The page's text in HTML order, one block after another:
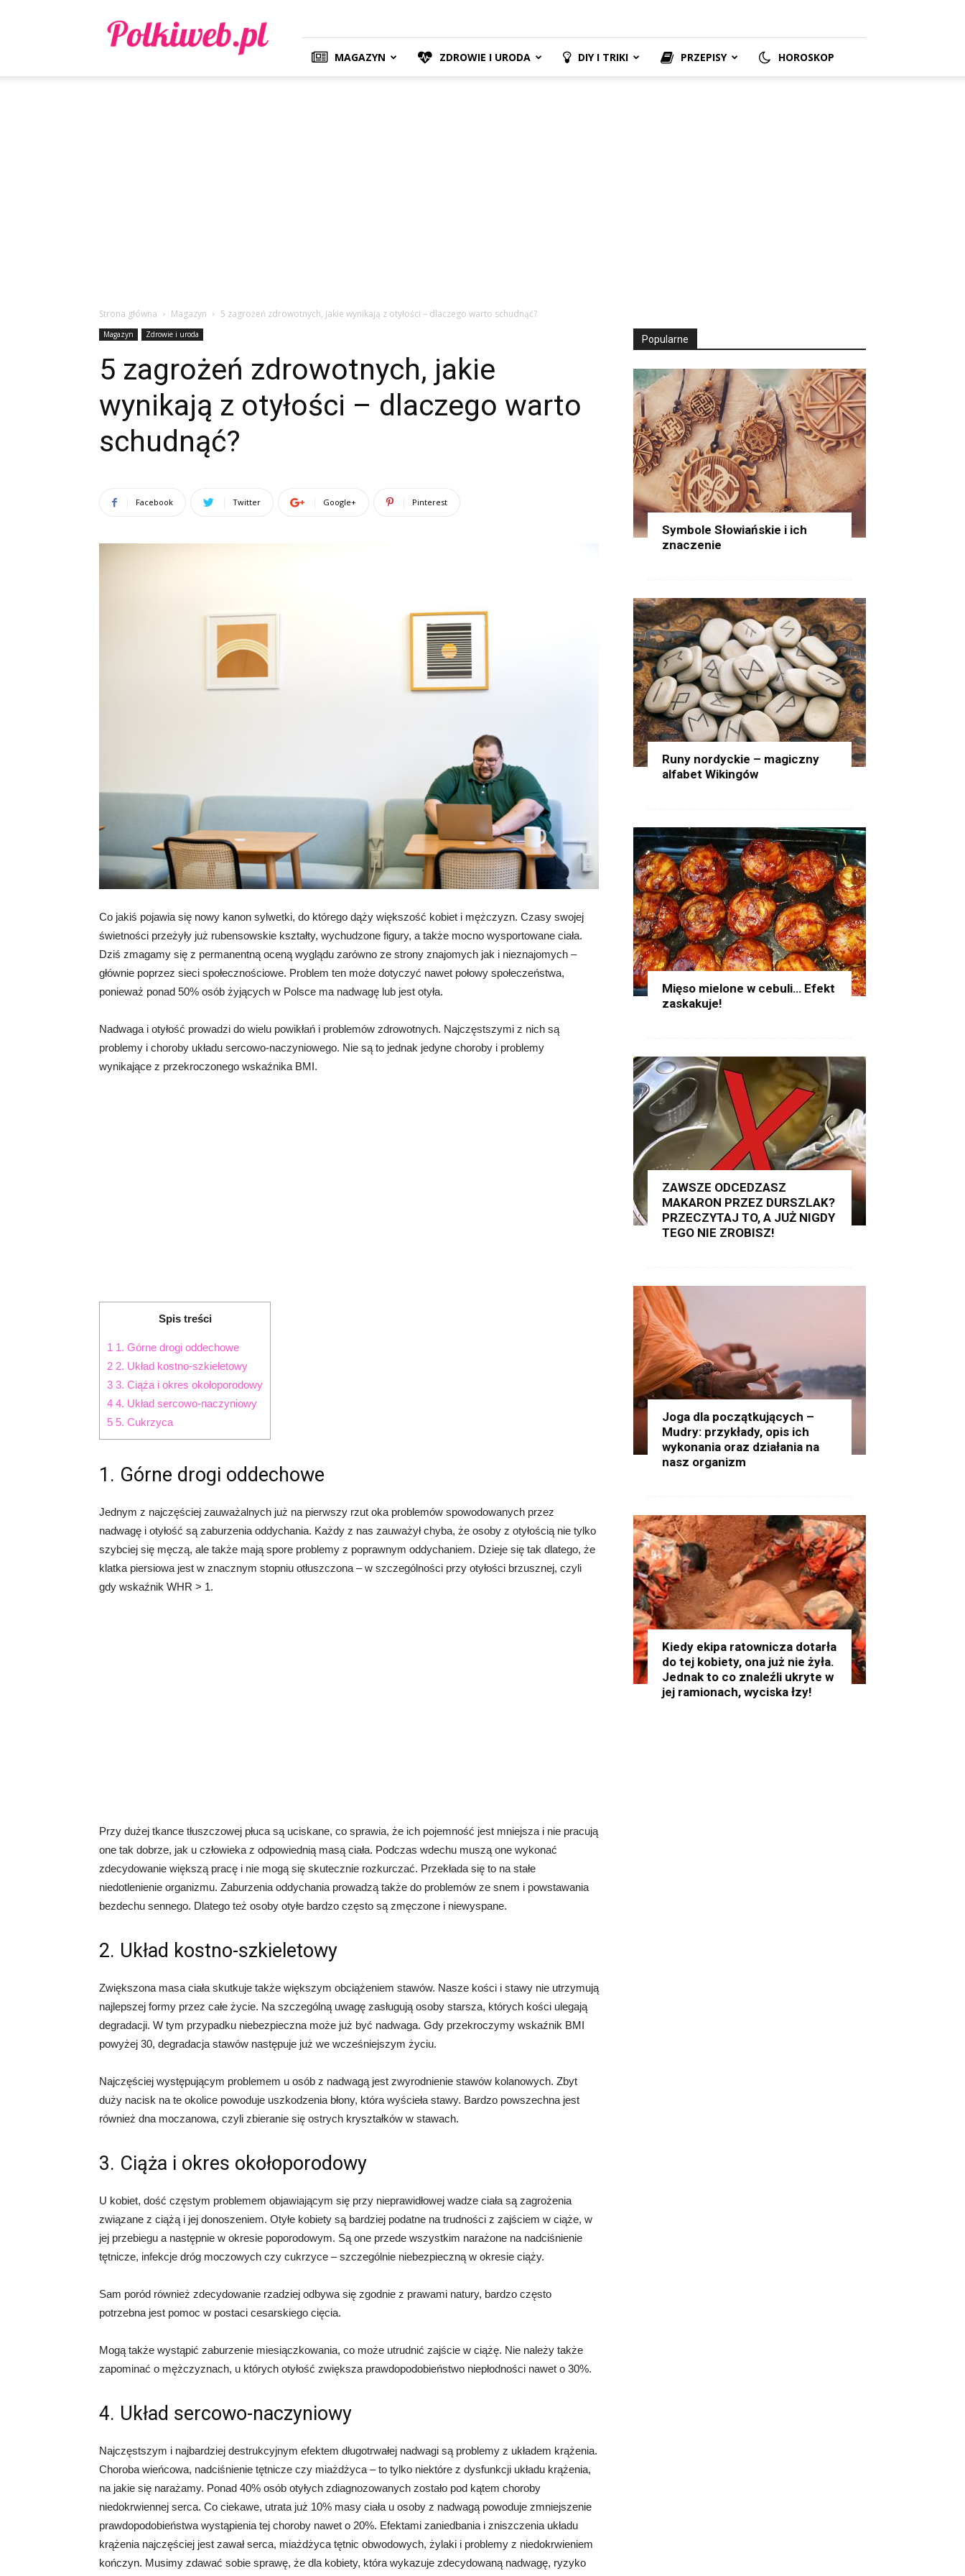
MAGAZYN ZDROWIE I URODA DIY I TRIKI PRZEPISY HOROSKOP
Strona główna Magazyn 5 zagrożeń zdrowotnych, jakie wynikają z otyłości – dlaczego warto schudnąć?
Magazyn Zdrowie i uroda
5 zagrożeń zdrowotnych, jakie
wynikają z otyłości – dlaczego warto
schudnąć?
Facebook Twitter Google+ Pinterest
Co jakiś pojawia się nowy kanon sylwetki, do którego dąży większość kobiet i mężczyzn. Czasy swojej
świetności przeżyły już rubensowskie kształty, wychudzone figury, a także mocno wysportowane ciała.
Dziś zmagamy się z permanentną oceną wyglądu zarówno ze strony znajomych jak i nieznajomych –
głównie poprzez sieci społecznościowe. Problem ten może dotyczyć nawet połowy społeczeństwa,
ponieważ ponad 50% osób żyjących w Polsce ma nadwagę lub jest otyła.
Nadwaga i otyłość prowadzi do wielu powikłań i problemów zdrowotnych. Najczęstszymi z nich są
problemy i choroby układu sercowo-naczyniowego. Nie są to jednak jedyne choroby i problemy
wynikające z przekroczonego wskaźnika BMI.
Spis treści
1 1. Górne drogi oddechowe
2 2. Układ kostno-szkieletowy
3 3. Ciąża i okres okołoporodowy
4 4. Układ sercowo-naczyniowy
5 5. Cukrzyca
1. Górne drogi oddechowe
Jednym z najczęściej zauważalnych już na pierwszy rzut oka problemów spowodowanych przez
nadwagę i otyłość są zaburzenia oddychania. Każdy z nas zauważył chyba, że osoby z otyłością nie tylko
szybciej się męczą, ale także mają spore problemy z poprawnym oddychaniem. Dzieje się tak dlatego, że
klatka piersiowa jest w znacznym stopniu otłuszczona – w szczególności przy otyłości brzusznej, czyli
gdy wskaźnik WHR > 1.
Przy dużej tkance tłuszczowej płuca są uciskane, co sprawia, że ich pojemność jest mniejsza i nie pracują
one tak dobrze, jak u człowieka z odpowiednią masą ciała. Podczas wdechu muszą one wykonać
zdecydowanie większą pracę i nie mogą się skutecznie rozkurczać. Przekłada się to na stałe
niedotlenienie organizmu. Zaburzenia oddychania prowadzą także do problemów ze snem i powstawania
bezdechu sennego. Dlatego też osoby otyłe bardzo często są zmęczone i niewyspane.
2. Układ kostno-szkieletowy
Zwiększona masa ciała skutkuje także większym obciążeniem stawów. Nasze kości i stawy nie utrzymują
najlepszej formy przez całe życie. Na szczególną uwagę zasługują osoby starsza, których kości ulegają
degradacji. W tym przypadku niebezpieczna może już być nadwaga. Gdy przekroczymy wskaźnik BMI
powyżej 30, degradacja stawów następuje już we wcześniejszym życiu.
Najczęściej występującym problemem u osób z nadwagą jest zwyrodnienie stawów kolanowych. Zbyt
duży nacisk na te okolice powoduje uszkodzenia błony, która wyścieła stawy. Bardzo powszechna jest
również dna moczanowa, czyli zbieranie się ostrych kryształków w stawach.
3. Ciąża i okres okołoporodowy
U kobiet, dość częstym problemem objawiającym się przy nieprawidłowej wadze ciała są zagrożenia
związane z ciążą i jej donoszeniem. Otyłe kobiety są bardziej podatne na trudności z zajściem w ciąże, w
jej przebiegu a następnie w okresie poporodowym. Są one przede wszystkim narażone na nadciśnienie
tętnicze, infekcje dróg moczowych czy cukrzyce – szczególnie niebezpieczną w okresie ciąży.
Sam poród również zdecydowanie rzadziej odbywa się zgodnie z prawami natury, bardzo często
potrzebna jest pomoc w postaci cesarskiego cięcia.
Mogą także wystąpić zaburzenie miesiączkowania, co może utrudnić zajście w ciążę. Nie należy także
zapominać o mężczyznach, u których otyłość zwiększa prawdopodobieństwo niepłodności nawet o 30%.
4. Układ sercowo-naczyniowy
Najczęstszym i najbardziej destrukcyjnym efektem długotrwałej nadwagi są problemy z układem krążenia.
Choroba wieńcowa, nadciśnienie tętnicze czy miażdżyca – to tylko niektóre z dysfunkcji układu krążenia,
na jakie się narażamy. Ponad 40% osób otyłych zdiagnozowanych zostało pod kątem choroby
niedokrwiennej serca. Co ciekawe, utrata już 10% masy ciała u osoby z nadwagą powoduje zmniejszenie
prawdopodobieństwa wystąpienia tej choroby nawet o 20%. Efektami zaniedbania i zniszczenia układu
krążenia najczęściej jest zawał serca, miażdżyca tętnic obwodowych, żylaki i problemy z niedokrwieniem
kończyn. Musimy zdawać sobie sprawę, że dla kobiety, która wykazuje zdecydowaną nadwagę, ryzyko
Popularne
Symbole Słowiańskie i ich
znaczenie
Runy nordyckie – magiczny
alfabet Wikingów
Mięso mielone w cebuli… Efekt
zaskakuje!
ZAWSZE ODCEDZASZ
MAKARON PRZEZ DURSZLAK?
PRZECZYTAJ TO, A JUŻ NIGDY
TEGO NIE ZROBISZ!
Joga dla początkujących –
Mudry: przykłady, opis ich
wykonania oraz działania na
nasz organizm
Kiedy ekipa ratownicza dotarła
do tej kobiety, ona już nie żyła.
Jednak to co znaleźli ukryte w
jej ramionach, wyciska łzy!